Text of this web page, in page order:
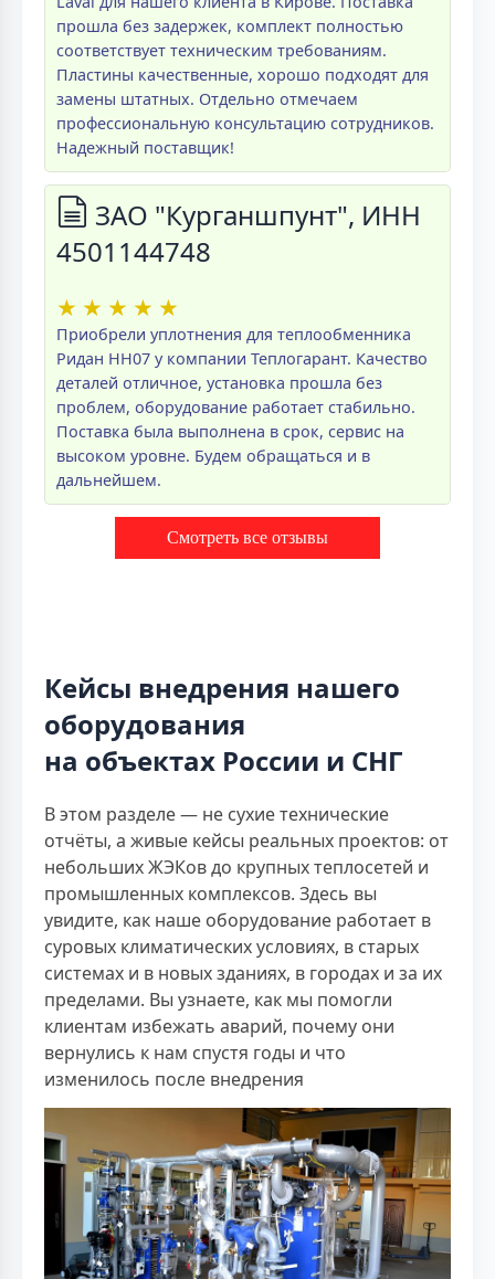
прошла без задержек, комплект полностью
соответствует техническим требованиям.
Пластины качественные, хорошо подходят для
замены штатных. Отдельно отмечаем
профессиональную консультацию сотрудников.
Надежный поставщик!
ЗАО "Курганшпунт", ИНН
4501144748
★ ★ ★ ★ ★
Приобрели уплотнения для теплообменника
Ридан НН07 у компании Теплогарант. Качество
деталей отличное, установка прошла без
проблем, оборудование работает стабильно.
Поставка была выполнена в срок, сервис на
высоком уровне. Будем обращаться и в
дальнейшем.
Смотреть все отзывы
Кейсы внедрения нашего
оборудования
на объектах России и СНГ
В этом разделе — не сухие технические
отчёты, а живые кейсы реальных проектов: от
небольших ЖЭКов до крупных теплосетей и
промышленных комплексов. Здесь вы
увидите, как наше оборудование работает в
суровых климатических условиях, в старых
системах и в новых зданиях, в городах и за их
пределами. Вы узнаете, как мы помогли
клиентам избежать аварий, почему они
вернулись к нам спустя годы и что
изменилось после внедрения